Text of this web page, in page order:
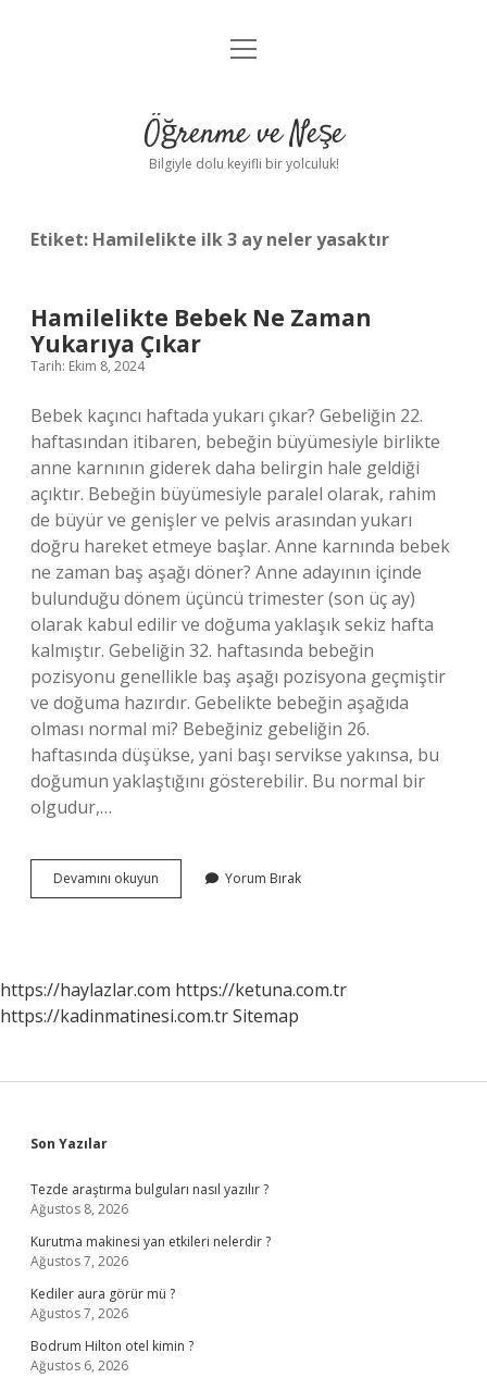
Anasayfa
Yasal Uyarı
menüyü
Öğrenme ve Neşe
Bilgiyle dolu keyifli bir yolculuk!
Etiket: Hamilelikte ilk 3 ay neler yasaktır
Hamilelikte Bebek Ne Zaman
Yukarıya Çıkar
Tarih: Ekim 8, 2024
Bebek kaçıncı haftada yukarı çıkar? Gebeliğin 22.
haftasından itibaren, bebeğin büyümesiyle birlikte
anne karnının giderek daha belirgin hale geldiği
açıktır. Bebeğin büyümesiyle paralel olarak, rahim
de büyür ve genişler ve pelvis arasından yukarı
doğru hareket etmeye başlar. Anne karnında bebek
ne zaman baş aşağı döner? Anne adayının içinde
bulunduğu dönem üçüncü trimester (son üç ay)
olarak kabul edilir ve doğuma yaklaşık sekiz hafta
kalmıştır. Gebeliğin 32. haftasında bebeğin
pozisyonu genellikle baş aşağı pozisyona geçmiştir
ve doğuma hazırdır. Gebelikte bebeğin aşağıda
olması normal mi? Bebeğiniz gebeliğin 26.
haftasında düşükse, yani başı servikse yakınsa, bu
doğumun yaklaştığını gösterebilir. Bu normal bir
olgudur,…
Devamını okuyun Hamilelikte
Bebek
Yorum Bırak
https://haylazlar.com https://ketuna.com.tr
https://kadinmatinesi.com.trSitemap
Sidebar
Son Yazılar
Tezde araştırma bulguları nasıl yazılır ?
Ağustos 8, 2026
Kurutma makinesi yan etkileri nelerdir ?
Ağustos 7, 2026
Kediler aura görür mü ?
Ağustos 7, 2026
Bodrum Hilton otel kimin ?
Ağustos 6, 2026